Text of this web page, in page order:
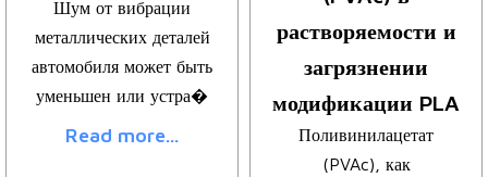
Шум от вибрации
металлических деталей
автомобиля может быть
уменьшен или устра�
Read more...
растворяемости и
загрязнении
модификации PLA
Поливинилацетат
(PVAc), как